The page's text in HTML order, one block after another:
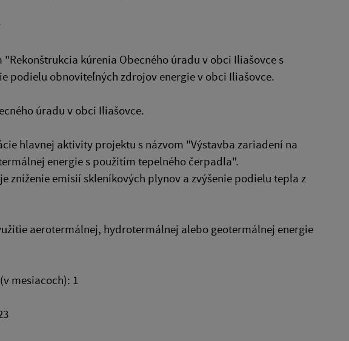
kúrenia Obecného úradu v obci Iliašovce s
podielu obnoviteľných zdrojov energie v obci Iliašovce.
úradu v obci Iliašovce.
hlavnej aktivity projektu s názvom "Výstavba zariadení na
energie s použitím tepelného čerpadla".
zníženie emisií skleníkových plynov a zvýšenie podielu tepla z
aerotermálnej, hydrotermálnej alebo geotermálnej energie
mesiacoch): 1